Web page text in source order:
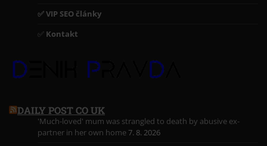
✅ VIP SEO články
✅ Kontakt
DAILY POST CO UK
'Much-loved' mum was strangled to death by abusive ex-
partner in her own home7. 8. 2026